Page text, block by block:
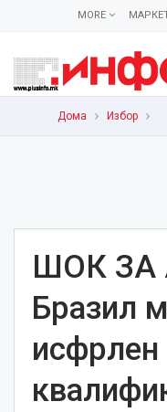
MORE
Дома Избор
ШОК ЗА
Бразил
исфрлен